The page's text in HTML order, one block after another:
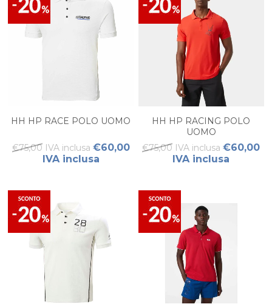
HH HP RACE POLO UOMO
€75,00 IVA inclusa €60,00
IVA inclusa
HH HP RACING POLO
UOMO
€75,00 IVA inclusa €60,00
IVA inclusa